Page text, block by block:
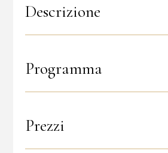
Descrizione
Programma
Prezzi